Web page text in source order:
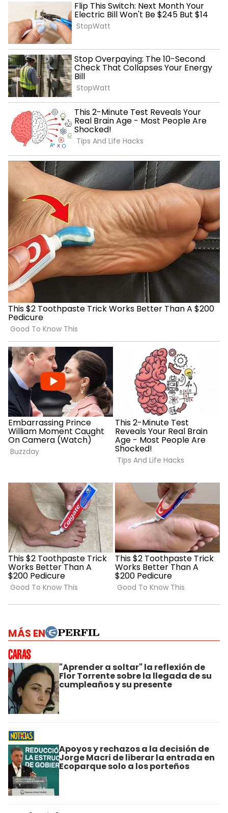
MÁS EN
"Aprender a soltar" la reflexión de
Flor Torrente sobre la llegada de su
cumpleaños y su presente
Apoyos y rechazos a la decisión de
Jorge Macri de liberar la entrada en
Ecoparque solo a los porteños